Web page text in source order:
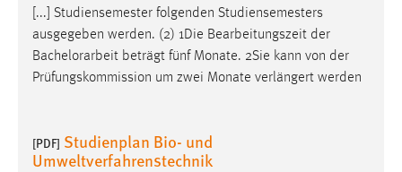
[...] Studiensemester folgenden Studiensemesters
ausgegeben werden. (2) 1Die Bearbeitungszeit der
Bachelorarbeit beträgt fünf Monate. 2Sie kann von der
Prüfungskommission um zwei Monate verlängert werden
[PDF] Studienplan Bio- und
Umweltverfahrenstechnik